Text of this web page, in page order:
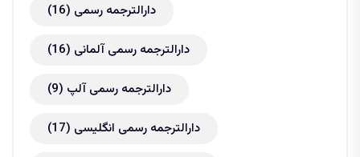
دارالترجمه رسمی (16)
دارالترجمه رسمی آلمانی (16)
دارالترجمه رسمی آلپ (9)
دارالترجمه رسمی انگلیسی (17)